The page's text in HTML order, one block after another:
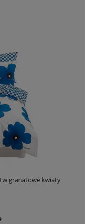
w granatowe kwiaty